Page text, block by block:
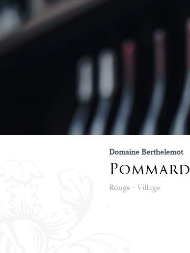
Domaine Berthelemot
Pommard
Rouge - Village